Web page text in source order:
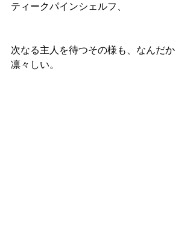
ティークパインシェルフ、
次なる主人を待つその様も、なんだか
凛々しい。